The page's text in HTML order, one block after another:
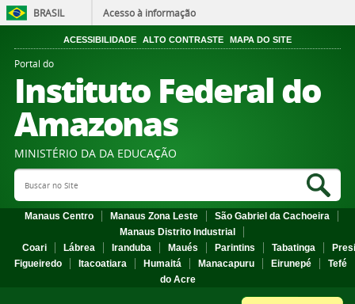
BRASIL Acesso à informação
ACESSIBILIDADE ALTO CONTRASTE MAPA DO SITE
Portal do
Instituto Federal do
Amazonas
MINISTÉRIO DA DA EDUCAÇÃO
Search Site
Manaus Centro Manaus Zona Leste
São Gabriel da Cachoeira
Manaus Distrito Industrial
Coari
Lábrea Iranduba Maués Parintins Tabatinga
Figueiredo
Itacoatiara Humaitá Manacapuru Eirunepé
Tefé
do Acre